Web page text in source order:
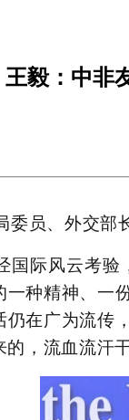
王毅：中非
委员、外交
国际风云考
种精神、一
在广为流传
，流血流汗